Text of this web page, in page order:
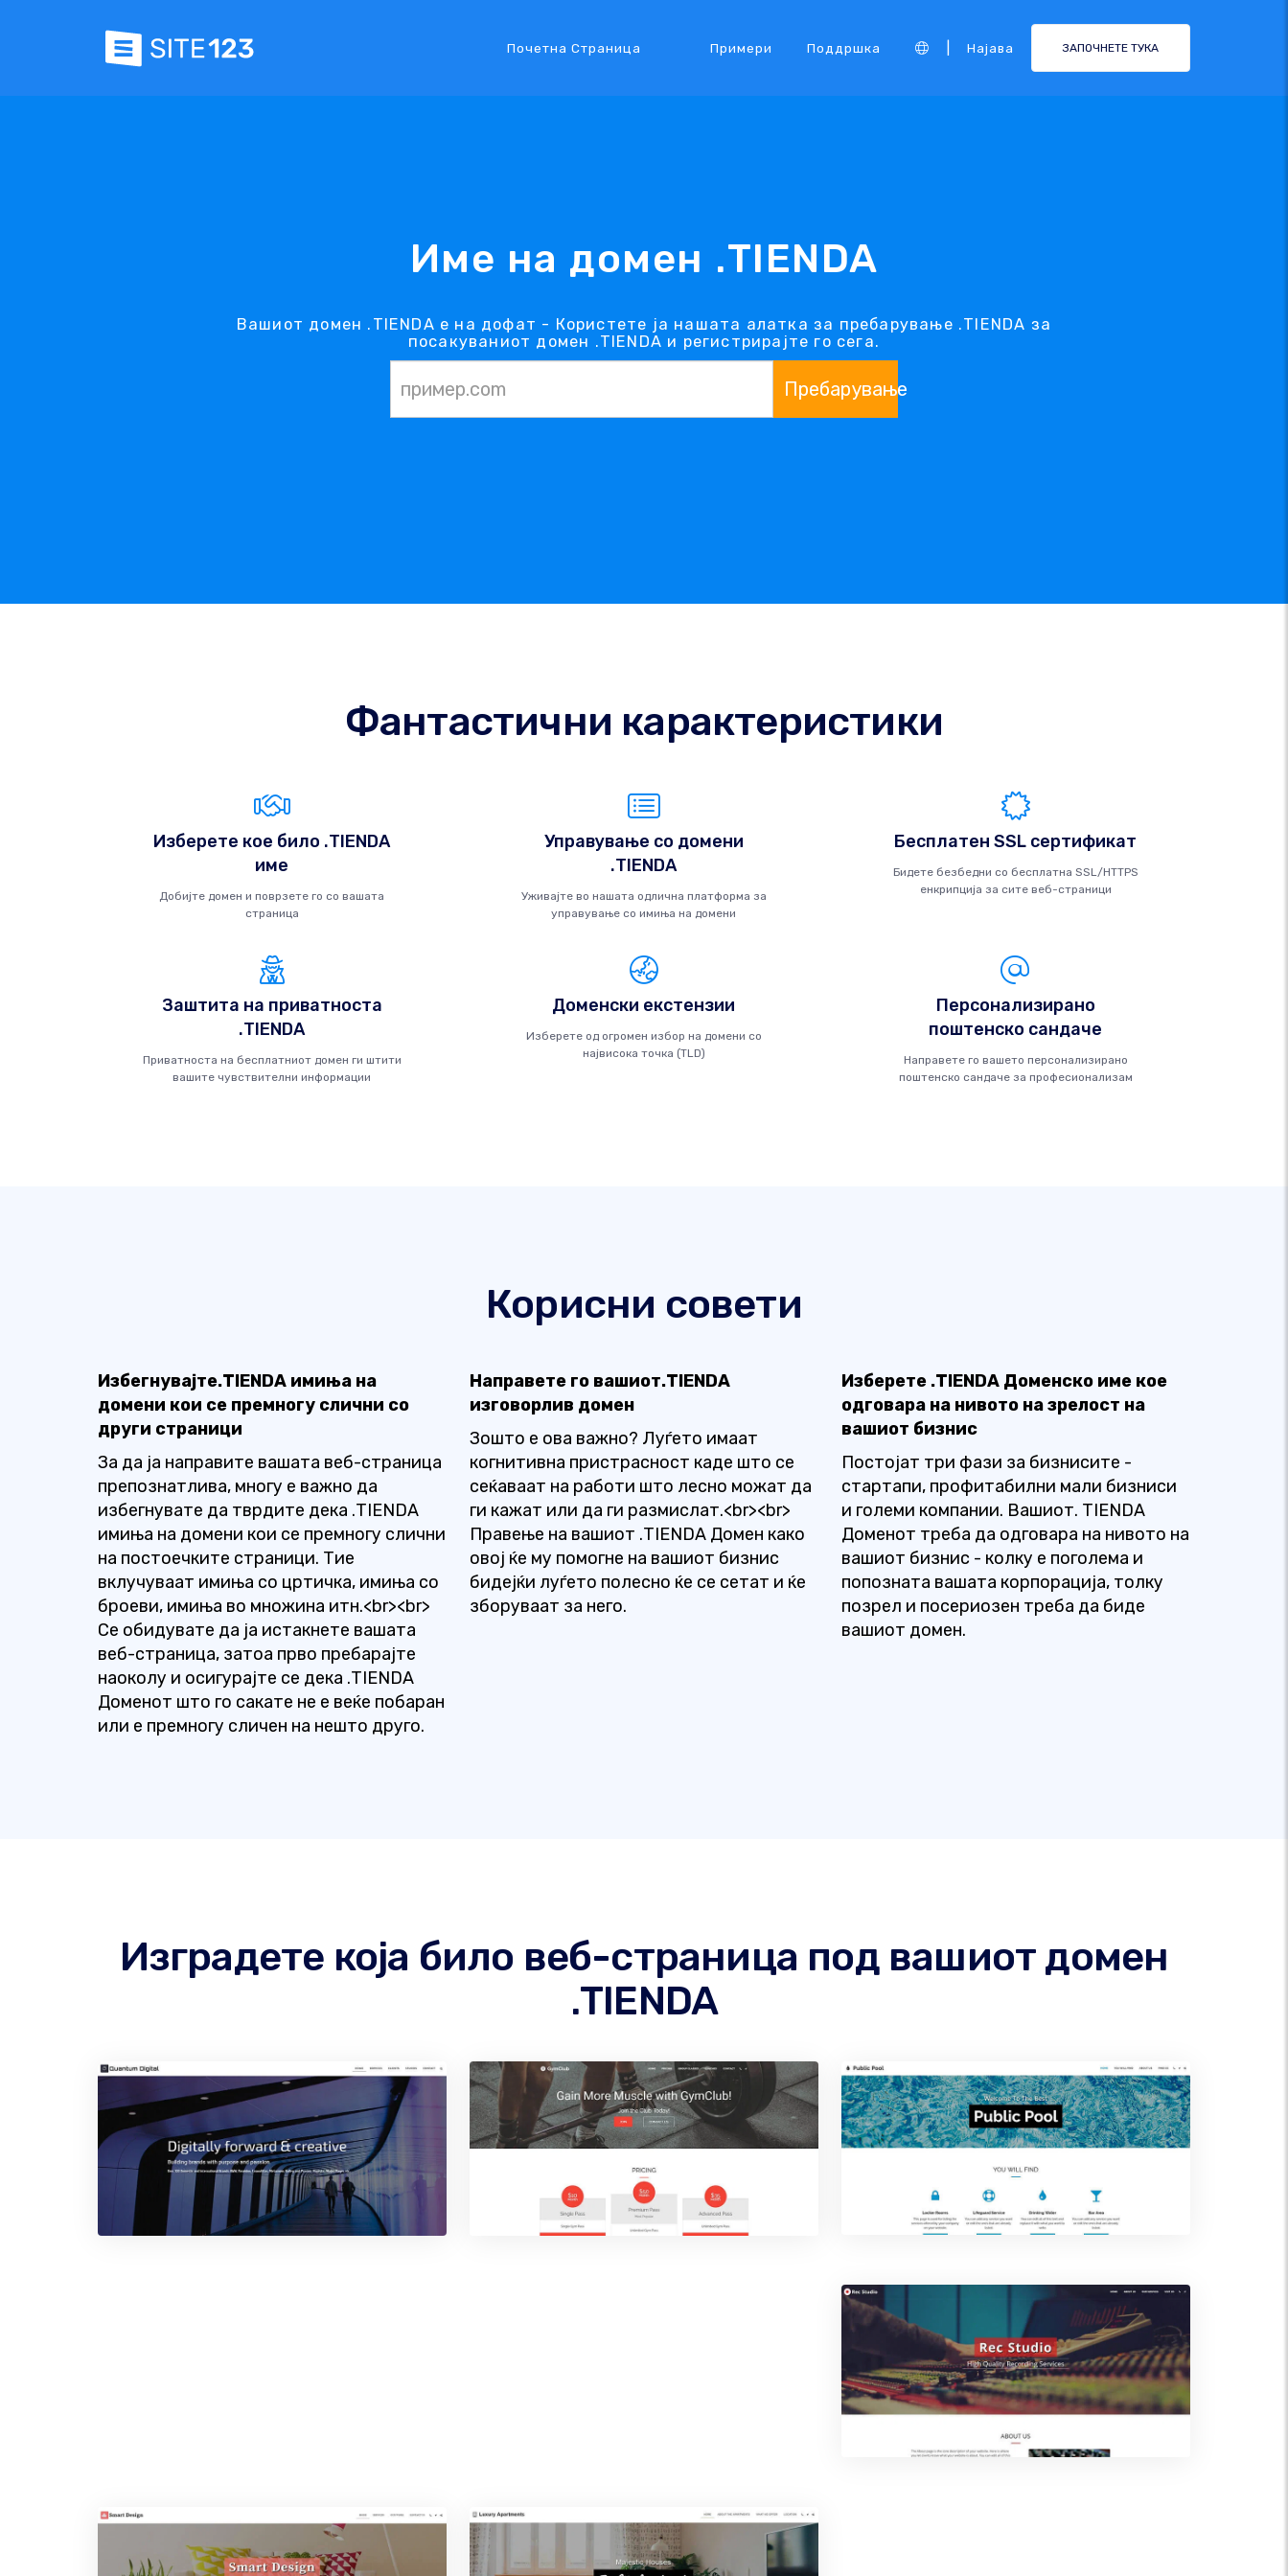
Почетна Страница Примери Поддршка Најава ЗАПОЧНЕТЕ ТУКА
Име на домен .TIENDA
Вашиот домен .TIENDA е на дофат - Користете ја нашата алатка за пребарување .TIENDA за
посакуваниот домен .TIENDA и регистрирајте го сега.
Пребарување
Фантастични карактеристики
Изберете кое било .TIENDA
име
Добијте домен и поврзете го со вашата
страница
Управување со домени
.TIENDA
Уживајте во нашата одлична платформа за
управување со имиња на домени
Бесплатен SSL сертификат
Бидете безбедни со бесплатна SSL/HTTPS
енкрипција за сите веб-страници
Заштита на приватноста
.TIENDA
Приватноста на бесплатниот домен ги штити
вашите чувствителни информации
Доменски екстензии
Изберете од огромен избор на домени со
највисока точка (TLD)
Персонализирано
поштенско сандаче
Направете го вашето персонализирано
поштенско сандаче за професионализам
Корисни совети
Избегнувајте.TIENDA имиња на
домени кои се премногу слични со
други страници
За да ја направите вашата веб-страница
препознатлива, многу е важно да
избегнувате да тврдите дека .TIENDA
имиња на домени кои се премногу слични
на постоечките страници. Тие
вклучуваат имиња со цртичка, имиња со
броеви, имиња во множина итн.<br><br>
Се обидувате да ја истакнете вашата
веб-страница, затоа прво пребарајте
наоколу и осигурајте се дека .TIENDA
Доменот што го сакате не е веќе побаран
или е премногу сличен на нешто друго.
Направете го вашиот.TIENDA
изговорлив домен
Зошто е ова важно? Луѓето имаат
когнитивна пристрасност каде што се
сеќаваат на работи што лесно можат да
ги кажат или да ги размислат.<br><br>
Правење на вашиот .TIENDA Домен како
овој ќе му помогне на вашиот бизнис
бидејќи луѓето полесно ќе се сетат и ќе
зборуваат за него.
Изберете .TIENDA Доменско име кое
одговара на нивото на зрелост на
вашиот бизнис
Постојат три фази за бизнисите -
стартапи, профитабилни мали бизниси
и големи компании. Вашиот. TIENDA
Доменот треба да одговара на нивото на
вашиот бизнис - колку е поголема и
попозната вашата корпорација, толку
позрел и посериозен треба да биде
вашиот домен.
Изградете која било веб-страница под вашиот домен
.TIENDA